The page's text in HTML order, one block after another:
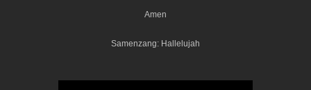
Amen
Samenzang: Hallelujah